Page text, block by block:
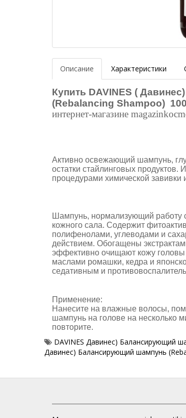
Описание Характеристики
Купить DAVINES (
(Rebalancing Shampoo)
интернет-магазине
Активно освежающий шампунь,
остатки стайлинговых
процедурами химической завивки
Шампунь, нормализующий работу
кожного сала. Содержит
полифенолами, углеводами и
действием. Обогащены
эффективно очищают кожу
маслами ромашки, кедра и
седативным и
Применение:
Нанесите на влажные волосы,
шампунь на голове на несколько
повторите.
DAVINES Давинес) Балансирующий
Давинес) Балансирующий шампунь